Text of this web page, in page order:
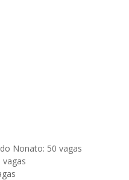
Nonato: 50 vagas
vagas